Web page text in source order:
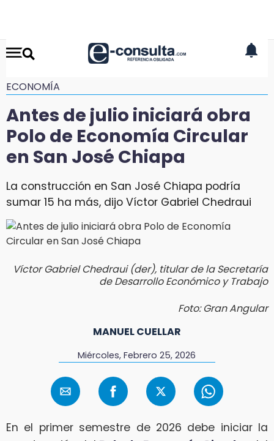
ECONOMÍA
Antes de julio iniciará obra
Polo de Economía Circular
en San José Chiapa
La construcción en San José Chiapa podría
sumar 15 ha más, dijo Víctor Gabriel Chedraui
Víctor Gabriel Chedraui (der), titular de la Secretaría
de Desarrollo Económico y Trabajo
Foto: Gran Angular
MANUEL CUELLAR
Miércoles, Febrero 25, 2026
En el primer semestre de 2026 debe iniciar la